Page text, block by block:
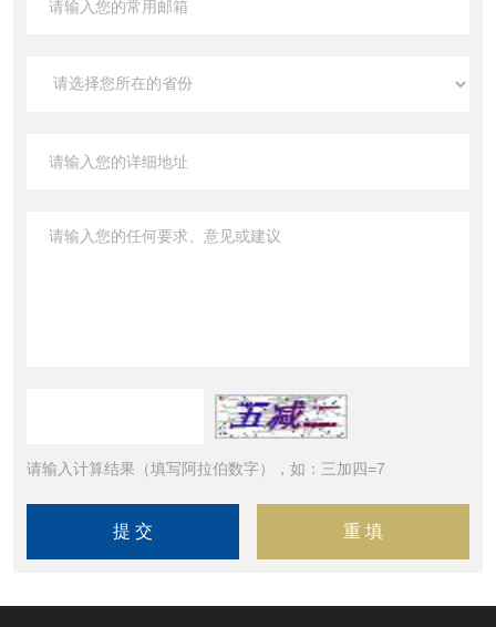
请输入计算结果（填写阿拉伯数字），如：三加四=7